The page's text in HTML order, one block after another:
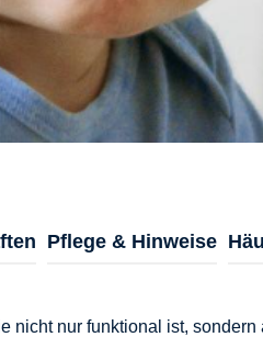
Pflege & Hinweise
nicht nur funktional ist,